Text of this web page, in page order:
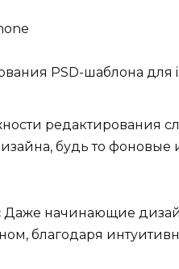
PSD-шаблона для
редактирования
будь то фоновые
Даже начинающие
благодаря